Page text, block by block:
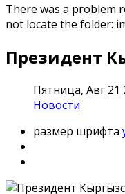
There was a problem
not locate the folder:
Президент
Пятница, Авг 21
Новости
размер шрифта